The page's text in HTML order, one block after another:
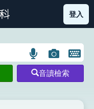
部首索引表圖示
登入
語
言
搜
圖
片
搜
開
鍵
圖
音讀檢索